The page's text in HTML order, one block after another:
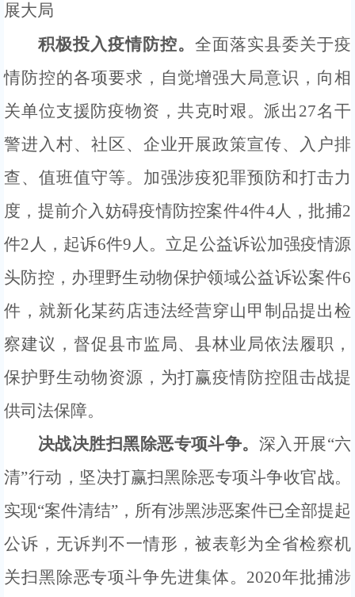
展大局
积极投入疫情防控。 全面落实县委关于疫
情防控的各项要求，自觉增强大局意识，向相
关单位支援防疫物资，共克时艰。派出 27名干
警进入村、社区、企业开展政策宣传、入户排
查、值班值守等。 加强涉疫犯罪预防和打击力
度， 提前介入妨碍疫情防控案件4件4人，批捕2
件2人，起诉6件9人。立足公益诉讼加强疫情源
头防控，办理野生动物保护领域公益诉讼案件6
件，就新化某药店违法经营穿山甲制品提出检
察建议，督促县市监局、县林业局依法履职，
保护野生动物资源，为打赢疫情防控阻击战提
供司法保障。
决战决胜扫黑除恶专项斗争。 深入开展“六
清”行动，坚决打赢扫黑除恶专项斗争收官战。
实现“案件清结”，所有涉黑涉恶案件已全部提起
公诉，无诉判不一情形 ，被表彰为全省检察机
关扫黑除恶专项斗争先进集体。 2020年批捕涉